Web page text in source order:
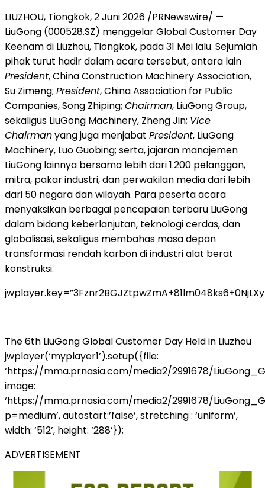
LIUZHOU, Tiongkok, 2 Juni 2026 /PRNewswire/ —
LiuGong (000528.SZ) menggelar Global Customer Day
Keenam di Liuzhou, Tiongkok, pada 31 Mei lalu. Sejumlah
pihak turut hadir dalam acara tersebut, antara lain
President, China Construction Machinery Association,
Su Zimeng; President, China Association for Public
Companies, Song Zhiping; Chairman, LiuGong Group,
sekaligus LiuGong Machinery, Zheng Jin; Vice
Chairmanyang juga menjabat President, LiuGong
Machinery, Luo Guobing; serta, jajaran manajemen
LiuGong lainnya bersama lebih dari 1.200 pelanggan,
mitra, pakar industri, dan perwakilan media dari lebih
dari 50 negara dan wilayah. Para peserta acara
menyaksikan berbagai pencapaian terbaru LiuGong
dalam bidang keberlanjutan, teknologi cerdas, dan
globalisasi, sekaligus membahas masa depan
transformasi rendah karbon di industri alat berat
konstruksi.
The 6th LiuGong Global Customer Day Held in Liuzhou
jwplayer(‘myplayer1’).setup({file:
‘https://mma.prnasia.com/media2/2991678/
image:
‘https://mma.prnasia.com/media2/2991678/
p=medium’, autostart:’false’, stretching : ‘uniform’,
width: ‘512’, height: ‘288’});
ADVERTISEMENT